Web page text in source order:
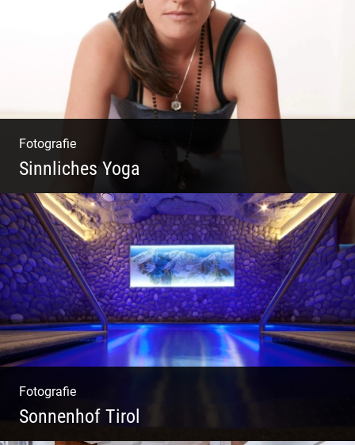
Fotografie
Sinnliches Yoga
Tantrisches Yoga voller Poesie und
Sinnlichkeit
Fotografie
Sonnenhof Tirol